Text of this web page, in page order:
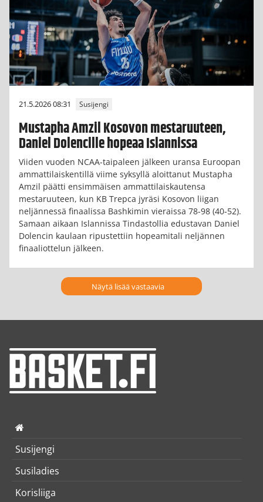
21.5.2026 08:31 Susijengi
Mustapha Amzil Kosovon mestaruuteen,
Daniel Dolencille hopeaa Islannissa
Viiden vuoden NCAA-taipaleen jälkeen uransa Euroopan
ammattilaiskentillä viime syksyllä aloittanut Mustapha
Amzil päätti ensimmäisen ammattilaiskautensa
mestaruuteen, kun KB Trepca jyräsi Kosovon liigan
neljännessä finaalissa Bashkimin vieraissa 78-98 (40-52).
Samaan aikaan Islannissa Tindastollia edustavan Daniel
Dolencin kaulaan ripustettiin hopeamitali neljännen
finaaliottelun jälkeen.
Näytä lisää vastaavia
Susijengi
Susiladies
Korisliiga